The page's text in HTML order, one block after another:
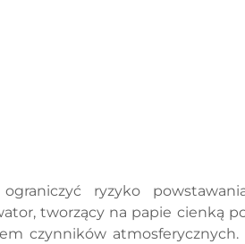
ryzyko
tworzący na papie cienką
czynników